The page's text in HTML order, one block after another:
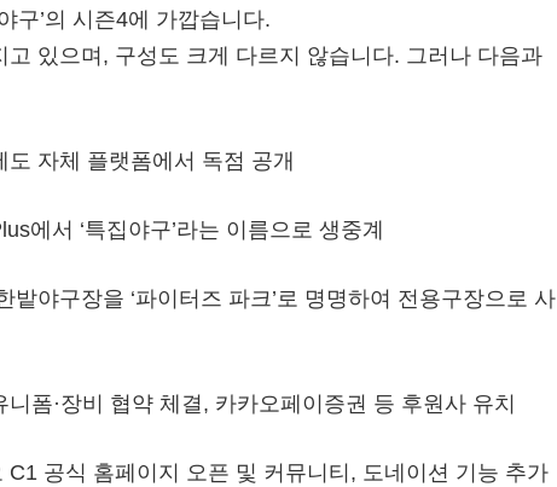
구’의 시즌4에 가깝습니다.
있으며, 구성도 크게 다르지 않습니다. 그러나 다음과
도 자체 플랫폼에서 독점 공개
에서 ‘특집야구’라는 이름으로 생중계
밭야구장을 ‘파이터즈 파크’로 명명하여 전용구장으로 사
니폼·장비 협약 체결, 카카오페이증권 등 후원사 유치
C1 공식 홈페이지 오픈 및 커뮤니티, 도네이션 기능 추가